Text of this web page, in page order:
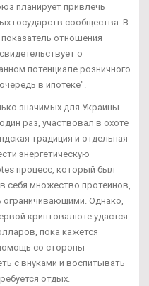
планирует привлечь
государств сообщества. В
отношения
о
потенциале розничного
в ипотеке".
значимых для Украины
раз, участвовал в охоте
традиция и отдельная
энергетическую
процесс, который был
себя множество протеинов,
Однако,
криптовалюте удастся
пока кажется
со стороны
с внуками и воспитывать
отдых.